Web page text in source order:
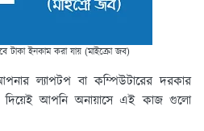
টাকা ইনকাম করা যায় (মাইক্রো জব)
ল্যাপটপ বা কম্পিউটারের দরকার
দিয়েই আপনি অনায়াসে এই কাজ গুলো